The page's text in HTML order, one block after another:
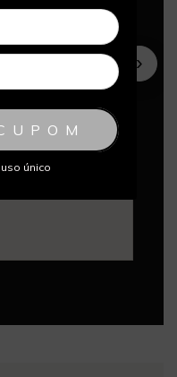
único
joia linda
›